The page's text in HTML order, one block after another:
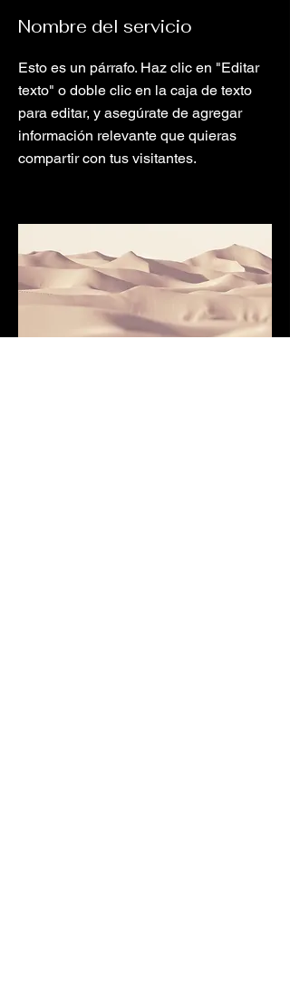
Nombre del servicio
Esto es un párrafo. Haz clic en "Editar
texto" o doble clic en la caja de texto
para editar, y asegúrate de agregar
información relevante que quieras
compartir con tus visitantes.